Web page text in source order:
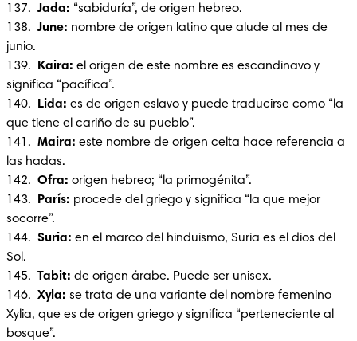
137. Jada: “sabiduría”, de origen hebreo.
138. June: nombre de origen latino que alude al mes de
junio.
139.
Kaira: el origen de este nombre es escandinavo y
significa “pacífica”.
140.
Lida: es de origen eslavo y puede traducirse como “la
que tiene el cariño de su pueblo”.
141. Maira: este nombre de origen celta hace referencia a
las hadas.
142. Ofra: origen hebreo; “la primogénita”.
143.
París: procede del griego y significa “la que mejor
socorre”.
144. Suria: en el marco del hinduismo, Suria es el dios del
Sol.
145. Tabit: de origen árabe. Puede ser unisex.
146. Xyla: se trata de una variante del nombre femenino
Xylia, que es de origen griego y significa “perteneciente al
bosque”.